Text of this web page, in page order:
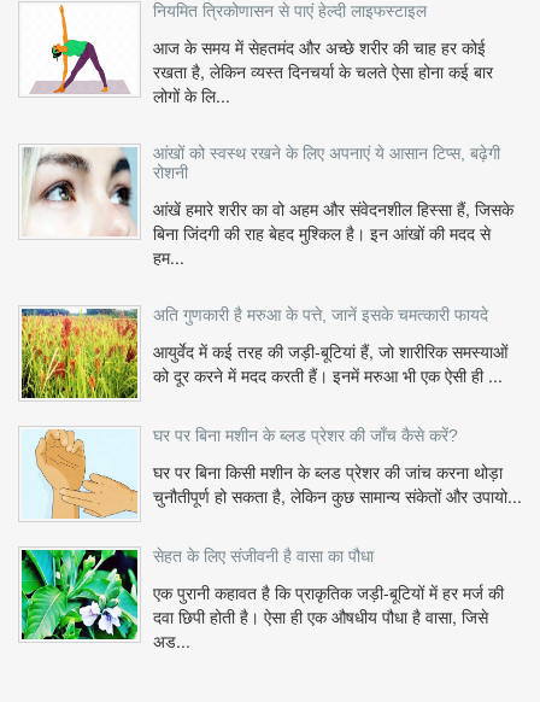
नियमित त्रिकोणासन से पाएं हेल्दी लाइफस्टाइल
आज के समय में सेहतमंद और अच्छे शरीर की चाह हर कोई
रखता है, लेकिन व्यस्त दिनचर्या के चलते ऐसा होना कई बार
लोगों के लि...
आंखों को स्वस्थ रखने के लिए अपनाएं ये आसान टिप्स, बढ़ेगी
रोशनी
आंखें हमारे शरीर का वो अहम और संवेदनशील हिस्सा हैं, जिसके
बिना जिंदगी की राह बेहद मुश्किल है। इन आंखों की मदद से
हम...
अति गुणकारी है मरुआ के पत्ते, जानें इसके चमत्कारी फायदे
आयुर्वेद में कई तरह की जड़ी-बूटियां हैं, जो शारीरिक समस्याओं
को दूर करने में मदद करती हैं। इनमें मरुआ भी एक ऐसी ही ...
घर पर बिना मशीन के ब्लड प्रेशर की जाँच कैसे करें?
घर पर बिना किसी मशीन के ब्लड प्रेशर की जांच करना थोड़ा
चुनौतीपूर्ण हो सकता है, लेकिन कुछ सामान्य संकेतों और उपायो...
सेहत के लिए संजीवनी है वासा का पौधा
एक पुरानी कहावत है कि प्राकृतिक जड़ी-बूटियों में हर मर्ज की
दवा छिपी होती है। ऐसा ही एक औषधीय पौधा है वासा, जिसे
अड...